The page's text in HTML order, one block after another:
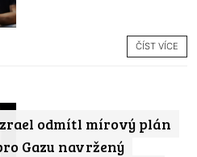
ČÍST VÍCE
odmítl mírový plán
Gazu navržený